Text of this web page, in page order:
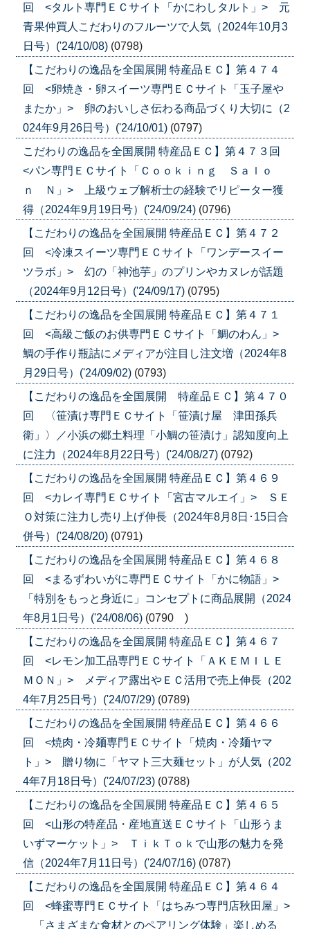
回 <タルト専門ＥＣサイト「かにわしタルト」> 元
青果仲買人こだわりのフルーツで人気（2024年10月3
日号）('24/10/08) (0798)
【こだわりの逸品を全国展開 特産品ＥＣ】第４７４
回 <卵焼き・卵スイーツ専門ＥＣサイト「玉子屋や
またか」> 卵のおいしさ伝わる商品づくり大切に（2
024年9月26日号）('24/10/01) (0797)
こだわりの逸品を全国展開 特産品ＥＣ】第４７３回
<パン専門ＥＣサイト「Ｃｏｏｋｉｎｇ Ｓａｌｏ
ｎ Ｎ」> 上級ウェブ解析士の経験でリピーター獲
得（2024年9月19日号）('24/09/24) (0796)
【こだわりの逸品を全国展開 特産品ＥＣ】第４７２
回 <冷凍スイーツ専門ＥＣサイト「ワンデースイー
ツラボ」> 幻の「神池芋」のプリンやカヌレが話題
（2024年9月12日号）('24/09/17) (0795)
【こだわりの逸品を全国展開 特産品ＥＣ】第４７１
回 <高級ご飯のお供専門ＥＣサイト「鯛のわん」>
鯛の手作り瓶詰にメディアが注目し注文増（2024年8
月29日号）('24/09/02) (0793)
【こだわりの逸品を全国展開 特産品ＥＣ】第４７０
回 〈笹漬け専門ＥＣサイト「笹漬け屋 津田孫兵
衛」〉／小浜の郷土料理「小鯛の笹漬け」認知度向上
に注力（2024年8月22日号）('24/08/27) (0792)
【こだわりの逸品を全国展開 特産品ＥＣ】第４６９
回 <カレイ専門ＥＣサイト「宮古マルエイ」> ＳＥ
Ｏ対策に注力し売り上げ伸長（2024年8月8日･15日合
併号）('24/08/20) (0791)
【こだわりの逸品を全国展開 特産品ＥＣ】第４６８
回 <まるずわいがに専門ＥＣサイト「かに物語」>
「特別をもっと身近に」コンセプトに商品展開（2024
年8月1日号）('24/08/06) (0790 )
【こだわりの逸品を全国展開 特産品ＥＣ】第４６７
回 <レモン加工品専門ＥＣサイト「ＡＫＥＭＩＬＥ
ＭＯＮ」> メディア露出やＥＣ活用で売上伸長（202
4年7月25日号）('24/07/29) (0789)
【こだわりの逸品を全国展開 特産品ＥＣ】第４６６
回 <焼肉・冷麺専門ＥＣサイト「焼肉・冷麺ヤマ
ト」> 贈り物に「ヤマト三大麺セット」が人気（202
4年7月18日号）('24/07/23) (0788)
【こだわりの逸品を全国展開 特産品ＥＣ】第４６５
回 <山形の特産品・産地直送ＥＣサイト「山形うま
いずマーケット」> ＴｉｋＴｏｋで山形の魅力を発
信（2024年7月11日号）('24/07/16) (0787)
【こだわりの逸品を全国展開 特産品ＥＣ】第４６４
回 <蜂蜜専門ＥＣサイト「はちみつ専門店秋田屋」>
「さまざまな食材とのペアリング体験」楽しめる